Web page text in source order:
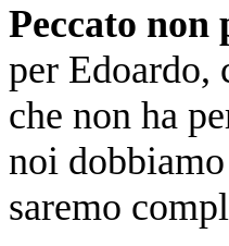
Peccato non
per Edoardo,
che non ha
noi
saremo